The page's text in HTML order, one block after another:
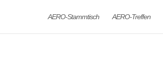
AERO-Stammtisch AERO-Treffen